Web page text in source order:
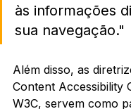
às informações
sua navegação."
Além disso, as
Content Accessibility
W3C, servem como